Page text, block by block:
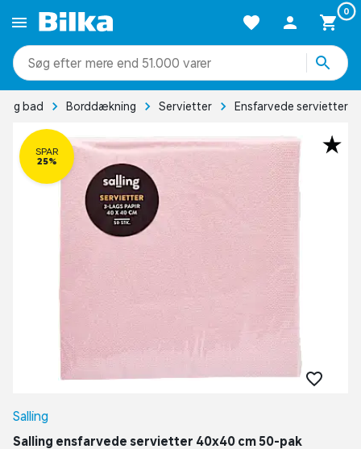
0
mere end 51.000 varer
og bad Borddækning Servietter Ensfarvede servietter
SPAR
25%
Salling
Salling ensfarvede servietter 40x40 cm 50-pak